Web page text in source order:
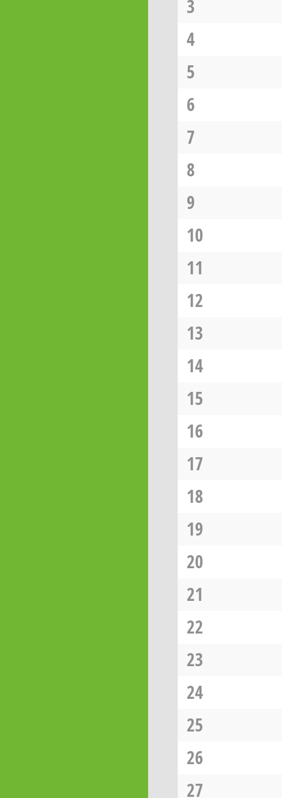
3
4
5
6
7
8
9
10
11
12
13
14
15
16
17
18
19
20
21
22
23
24
25
26
27